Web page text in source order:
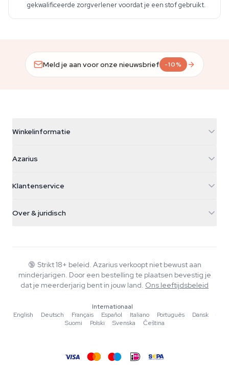
gekwalificeerde zorgverlener voordat je een stof gebruikt.
Meld je aan voor onze nieuwsbrief -10%
Winkelinformatie
Galvaniweg 11
Nederland
+31(0)204897914
Azarius
Smokeshop
Klantenservice
Retourbeleid
Veelgestelde vragen
Privacybeleid
Over & juridisch
Wiki
Muziek
Redactionele normen
Tools & Calculators
🔞 Strikt 18+ beleid. Azarius verkoopt niet bewust aan
minderjarigen. Door een bestelling te plaatsen bevestig je
dat je meerderjarig bent in jouw land. Ons leeftijdsbeleid
Internationaal
English
·Deutsch ·Français ·Español ·Italiano ·Português ·Dansk
·
Suomi
·Polski ·Svenska ·Čeština